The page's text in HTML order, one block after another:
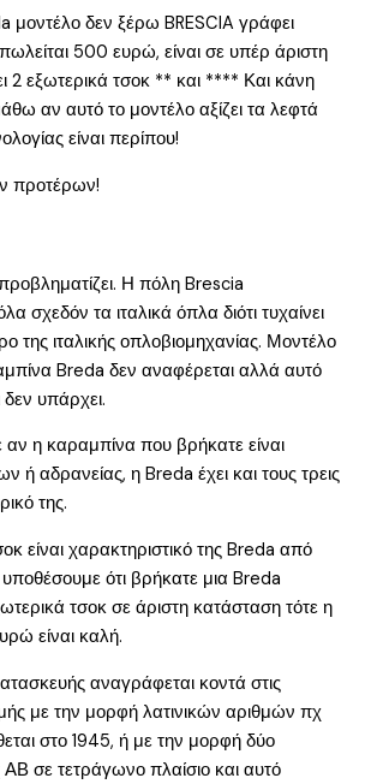
μοντέλο δεν ξέρω BRESCIA γράφει
500 ευρώ, είναι σε υπέρ άριστη
2 εξωτερικά τσοκ ** και **** Και κάνη
αν αυτό το μοντέλο αξίζει τα λεφτά
είναι περίπου!
προτέρων!
Η πόλη Brescia
σχεδόν τα ιταλικά όπλα διότι τυχαίνει
της ιταλικής οπλοβιομηχανίας. Μοντέλο
Breda δεν αναφέρεται αλλά αυτό
δεν υπάρχει.
αν η καραμπίνα που βρήκατε είναι
ή αδρανείας, η Breda έχει και τους τρεις
της.
είναι χαρακτηριστικό της Breda από
ότι βρήκατε μια Breda
τσοκ σε άριστη κατάσταση τότε η
είναι καλή.
αναγράφεται κοντά στις
με την μορφή λατινικών αριθμών πχ
στο 1945, ή με την μορφή δύο
σε τετράγωνο πλαίσιο και αυτό